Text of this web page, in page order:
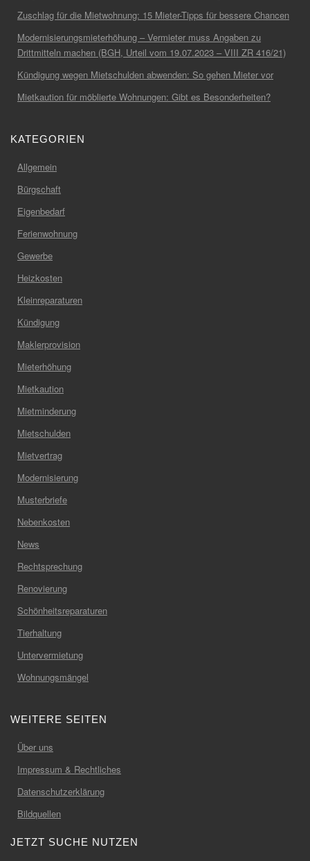
Zuschlag für die Mietwohnung: 15 Mieter-Tipps für bessere Chancen
Modernisierungsmieterhöhung – Vermieter muss Angaben zu
Drittmitteln machen (BGH, Urteil vom 19.07.2023 – VIII ZR 416/21)
Kündigung wegen Mietschulden abwenden: So gehen Mieter vor
Mietkaution für möblierte Wohnungen: Gibt es Besonderheiten?
KATEGORIEN
Allgemein
Bürgschaft
Eigenbedarf
Ferienwohnung
Gewerbe
Heizkosten
Kleinreparaturen
Kündigung
Maklerprovision
Mieterhöhung
Mietkaution
Mietminderung
Mietschulden
Mietvertrag
Modernisierung
Musterbriefe
Nebenkosten
News
Rechtsprechung
Renovierung
Schönheitsreparaturen
Tierhaltung
Untervermietung
Wohnungsmängel
WEITERE SEITEN
Über uns
Impressum & Rechtliches
Datenschutzerklärung
Bildquellen
JETZT SUCHE NUTZEN